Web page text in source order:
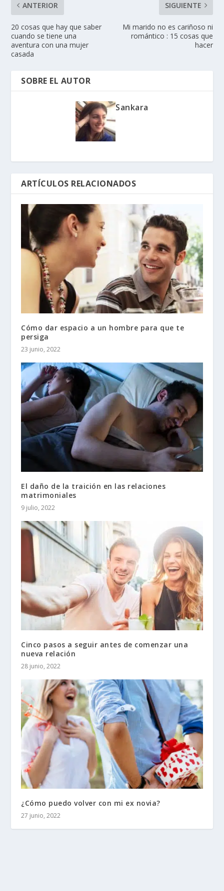
ANTERIOR
20 cosas que hay que saber
cuando se tiene una
aventura con una mujer
casada
SIGUIENTE
Mi marido no es cariñoso ni
romántico : 15 cosas que
hacer
SOBRE EL AUTOR
Sankara
ARTÍCULOS RELACIONADOS
Cómo dar espacio a un hombre para que te
persiga
23 junio, 2022
El daño de la traición en las relaciones
matrimoniales
9 julio, 2022
Cinco pasos a seguir antes de comenzar una
nueva relación
28 junio, 2022
¿Cómo puedo volver con mi ex novia?
27 junio, 2022